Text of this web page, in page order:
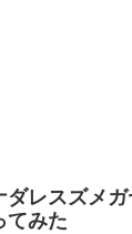
ダレスズメ
てみた